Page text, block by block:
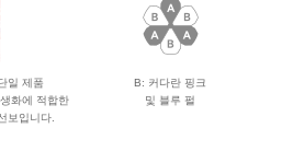
일 제품
화에 적합한
보입니다.
B: 커다란 핑크
및 블루 펄